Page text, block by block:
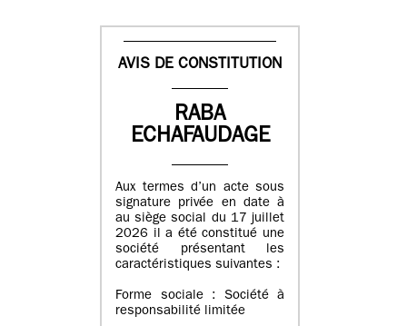
AVIS DE CONSTITUTION
RABA
ECHAFAUDAGE
Aux termes d’un acte sous
signature privée en date à
au siège social du 17 juillet
2026 il a été constitué une
société présentant les
caractéristiques suivantes :
Forme sociale : Société à
responsabilité limitée